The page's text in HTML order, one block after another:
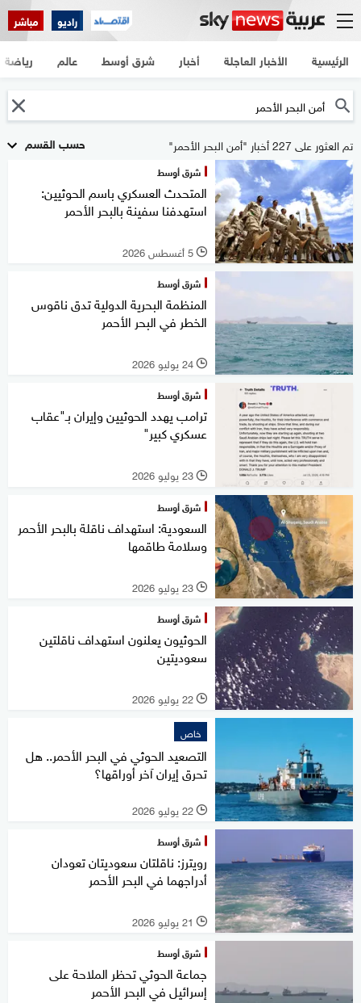
راديو مباشر
الرئيسية الأخبار العاجلة أخبار شرق أوسط عالم رياضة
حسب القسم تم العثور على 227 أخبار "أمن البحر الأحمر"
شرق أوسط
المتحدث العسكري باسم الحوثيين:
استهدفنا سفينة بالبحر الأحمر
l 5 أغسطس 2026
شرق أوسط
المنظمة البحرية الدولية تدق ناقوس
الخطر في البحر الأحمر
l 24 يوليو 2026
شرق أوسط
ترامب يهدد الحوثيين وإيران بـ"عقاب
عسكري كبير"
l 23 يوليو 2026
شرق أوسط
السعودية: استهداف ناقلة بالبحر الأحمر
وسلامة طاقمها
l 23 يوليو 2026
شرق أوسط
الحوثيون يعلنون استهداف ناقلتين
سعوديتين
l 22 يوليو 2026
خاص
التصعيد الحوثي في البحر الأحمر.. هل
تحرق إيران آخر أوراقها؟
l 22 يوليو 2026
شرق أوسط
رويترز: ناقلتان سعوديتان تعودان
أدراجهما في البحر الأحمر
l 21 يوليو 2026
شرق أوسط
جماعة الحوثي تحظر الملاحة على
إسرائيل في البحر الأحمر